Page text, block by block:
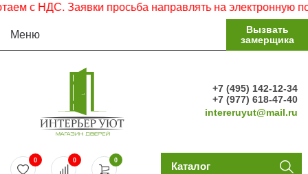
с НДС. Заявки просьба направлять на электронную
Меню
Вызвать
замерщика
+7 (495) 142-12-34
+7 (977) 618-47-40
intereruyut@mail.ru
0
0 0 Каталог